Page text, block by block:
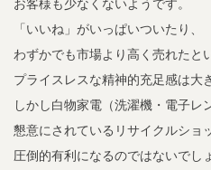
「いいね」がいっぱいついたり、
わずかでも市場より高く売れたとい
プライスレスな精神的充足感は大
しかし白物家電（洗濯機・電子レ
懇意にされているリサイクルショ
圧倒的有利になるのではないでし